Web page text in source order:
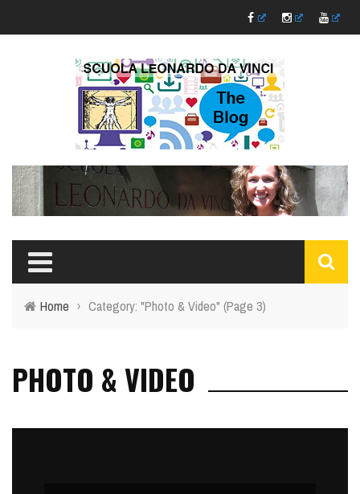
Home › Category: "Photo & Video" (Page 3)
PHOTO & VIDEO